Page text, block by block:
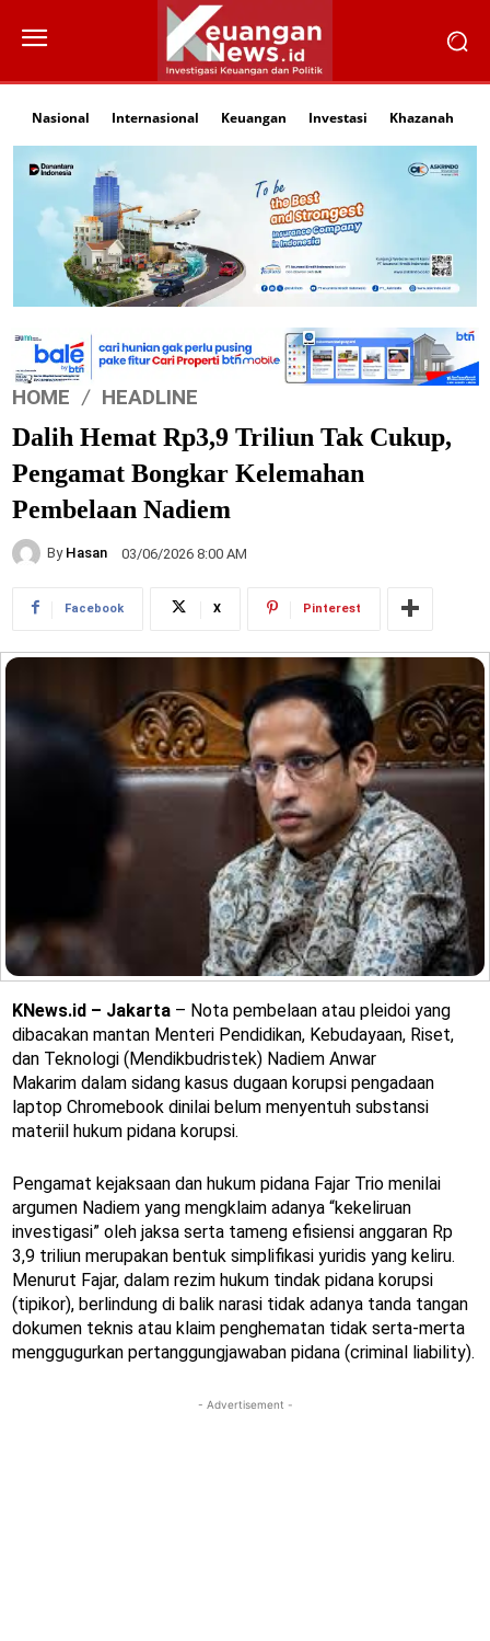
Nasional Internasional Keuangan Investasi Khazanah
HOME HEADLINE
Dalih Hemat Rp3,9 Triliun Tak Cukup,
Pengamat Bongkar Kelemahan
Pembelaan Nadiem
By Hasan 03/06/2026 8:00 AM
Facebook X Pinterest
KNews.id – Jakarta – Nota pembelaan atau pleidoi yang
dibacakan mantan Menteri Pendidikan, Kebudayaan, Riset,
dan Teknologi (Mendikbudristek) Nadiem Anwar
Makarim dalam sidang kasus dugaan korupsi pengadaan
laptop Chromebook dinilai belum menyentuh substansi
materiil hukum pidana korupsi.
Pengamat kejaksaan dan hukum pidana Fajar Trio menilai
argumen Nadiem yang mengklaim adanya “kekeliruan
investigasi” oleh jaksa serta tameng efisiensi anggaran Rp
3,9 triliun merupakan bentuk simplifikasi yuridis yang keliru.
Menurut Fajar, dalam rezim hukum tindak pidana korupsi
(tipikor), berlindung di balik narasi tidak adanya tanda tangan
dokumen teknis atau klaim penghematan tidak serta-merta
menggugurkan pertanggungjawaban pidana (criminal liability).
- Advertisement -